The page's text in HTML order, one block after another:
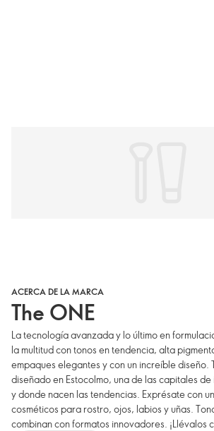
ACERCA DE LA MARCA
The ONE
La tecnología avanzada y lo último en
la multitud con tonos en tendencia, alta
empaques elegantes y con un increíble diseño.
diseñado en Estocolmo, una de las capitales
y donde nacen las tendencias. Exprésate con
cosméticos para rostro, ojos, labios y uñas.
combinan con formatos innovadores. ¡Llévalos